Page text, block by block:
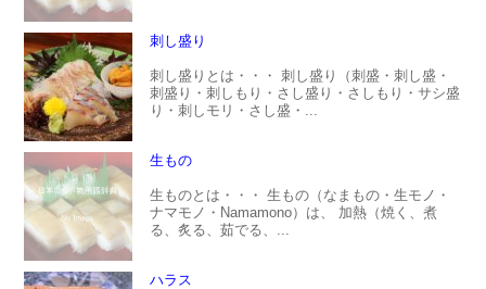
刺し盛り
刺し盛りとは・・・ 刺し盛り（刺盛・刺し盛・
刺盛り・刺しもり・さし盛り・さしもり・サシ盛
り・刺しモリ・さし盛・...
生もの
生ものとは・・・ 生もの（なまもの・生モノ・
ナマモノ・Namamono）は、 加熱（焼く、煮
る、炙る、茹でる、...
ハラス